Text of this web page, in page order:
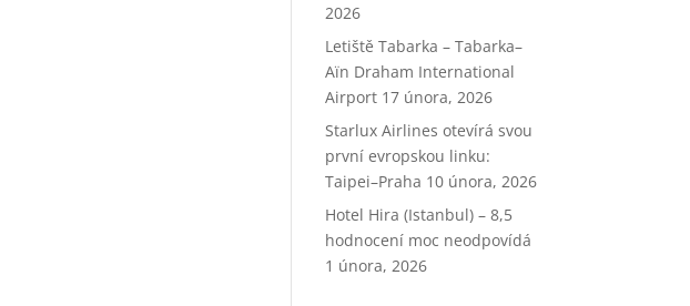
2026
Letiště Tabarka – Tabarka–
Aïn Draham International
Airport 17 února, 2026
Starlux Airlines otevírá svou
první evropskou linku:
Taipei–Praha 10 února, 2026
Hotel Hira (Istanbul) – 8,5
hodnocení moc neodpovídá
1 února, 2026